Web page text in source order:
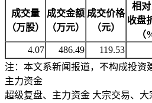
成交量
（万股）
成交金额
（万元）
成交价格
（元）
相对
收盘
（
4.07 486.49 119.53
注：本文系新闻报道，不构成投资
主力资金
超级复盘、主力资金 大宗交易、